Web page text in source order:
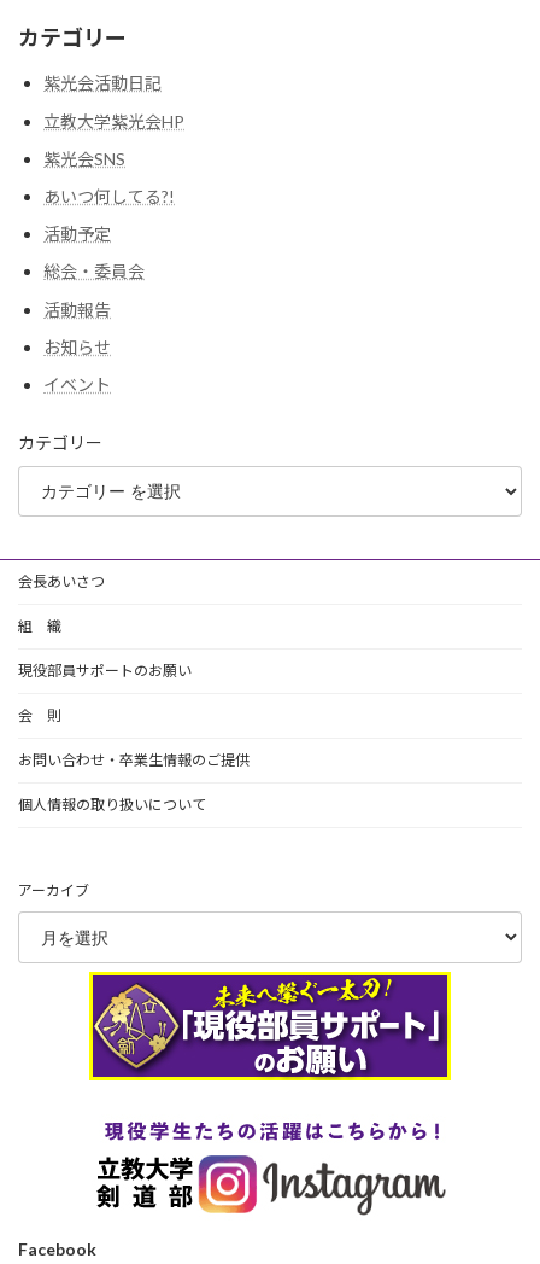
カテゴリー
紫光会活動日記
立教大学紫光会HP
紫光会SNS
あいつ何してる?!
活動予定
総会・委員会
活動報告
お知らせ
イベント
カテゴリー
会長あいさつ
組 織
現役部員サポートのお願い
会 則
お問い合わせ・卒業生情報のご提供
個人情報の取り扱いについて
アーカイブ
Facebook